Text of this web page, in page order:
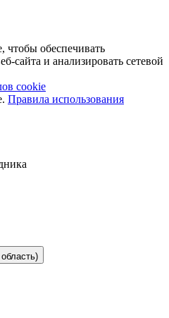
обеспечивать
сайта и анализировать сетевой
cookie
Правила использования